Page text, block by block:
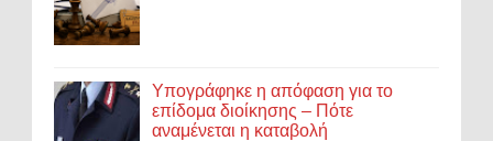
Υπογράφηκε η απόφαση για το
επίδομα διοίκησης – Πότε
αναμένεται η καταβολή